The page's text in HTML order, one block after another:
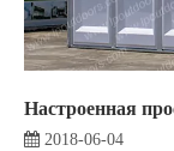
2018-06-04